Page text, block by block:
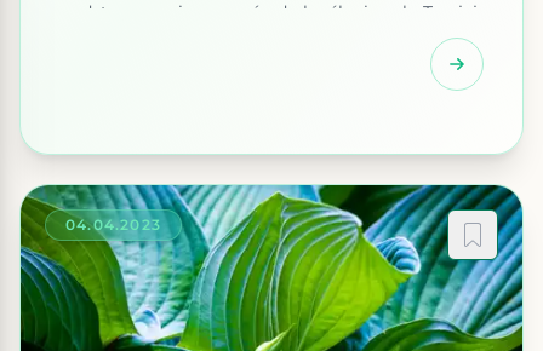
podstaw, musisz zacząć od określenia celu Twojej
klientom. Proces tworzenia logo od podstaw
wymaga czasu, ale jeśli masz wystarczająco dużo
04.04.2023